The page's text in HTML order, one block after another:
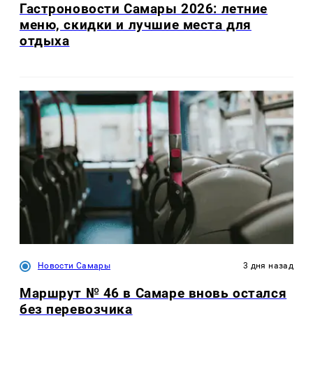
Гастроновости Самары 2026: летние
меню, скидки и лучшие места для
отдыха
Новости Самары 3 дня назад
Маршрут № 46 в Самаре вновь остался
без перевозчика